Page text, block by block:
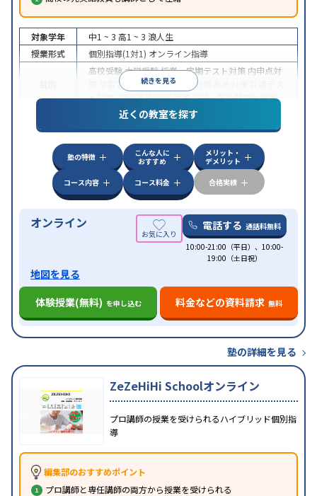
続きを見る
対象学年 中1 ~ 3 高1 ~ 3 浪人生
授業形式
個別指導(1対1) オンライン指導
高校受験大学受験授業・定期テスト対策 内申点対
学習習慣の定着国公立大対策
ト対策英検(英語検定)対策英語・英会話特化対策
特徴
中高一貫校生に対応授業の振替可能
学習にPC・タブレットを利用オンライン対応1
科目から受講可能
近くの教室を探す
塾の特徴
こんな人に
おすすめ
メリット・
デメリット
コース内容
コース料金 合格実績
オンライン 電話する 通話料無料
10:00-21:00（平日）、10:00-
19:00（土日祝）
地図を見る
体験授業(無料) を申し込む 料金などの資料請求 無料
塾の詳細を見る
ZeZeHiHi Schoolオンライン
プロ講師の授業を受けられるハイブリッド個別指
導
編集部のおすすめポイント
プロ講師と専任講師の両方から授業を受けられる